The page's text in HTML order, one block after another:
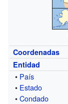
Coordenadas
Entidad
• País
• Estado
•Condado